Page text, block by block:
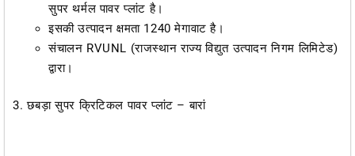
सुपर थर्मल पावर प्लांट है।
इसकी उत्पादन क्षमता 1240 मेगावाट है।
संचालन RVUNL (राजस्थान राज्य विद्युत उत्पादन निगम लिमिटेड)
द्वारा।
3. छबड़ा सुपर क्रिटिकल पावर प्लांट – बारां